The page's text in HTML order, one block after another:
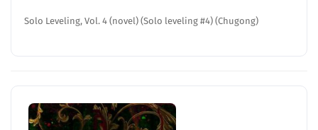
Solo Leveling, Vol. 4 (novel) (Solo leveling #4) (Chugong)